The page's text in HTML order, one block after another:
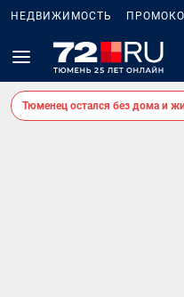
НЕДВИЖИМОСТЬ
Тюменец остался без дома и